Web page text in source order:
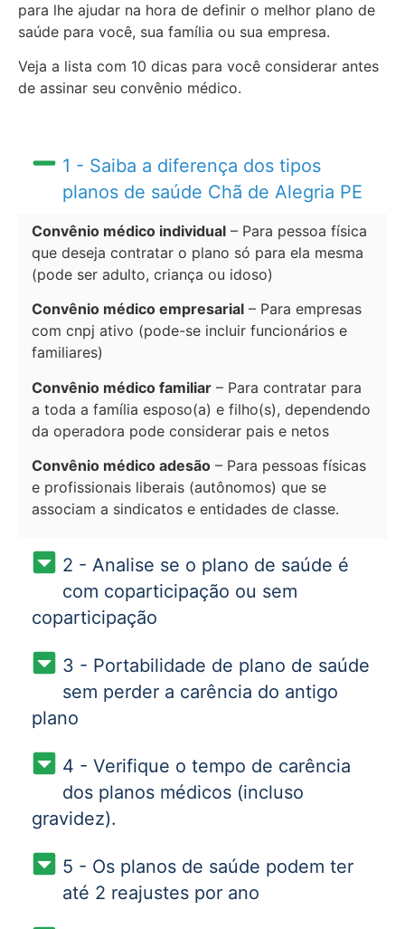
para lhe ajudar na hora de definir o melhor plano de
saúde para você, sua família ou sua empresa.
Veja a lista com 10 dicas para você considerar antes
de assinar seu convênio médico.
1 - Saiba a diferença dos tipos
planos de saúde Chã de Alegria PE
Convênio médico individual – Para pessoa física
que deseja contratar o plano só para ela mesma
(pode ser adulto, criança ou idoso)
Convênio médico empresarial – Para empresas
com cnpj ativo (pode-se incluir funcionários e
familiares)
Convênio médico familiar – Para contratar para
a toda a família esposo(a) e filho(s), dependendo
da operadora pode considerar pais e netos
Convênio médico adesão – Para pessoas físicas
e profissionais liberais (autônomos) que se
associam a sindicatos e entidades de classe.
2 - Analise se o plano de saúde é
com coparticipação ou sem
coparticipação
3 - Portabilidade de plano de saúde
sem perder a carência do antigo
plano
4 - Verifique o tempo de carência
dos planos médicos (incluso
gravidez).
5 - Os planos de saúde podem ter
até 2 reajustes por ano